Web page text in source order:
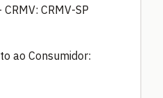
CRMV-SP
ao Consumidor: